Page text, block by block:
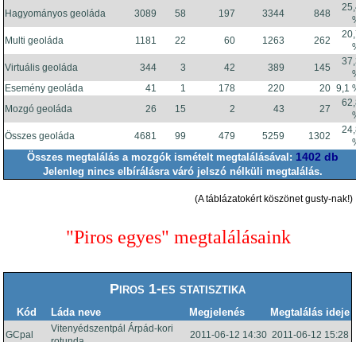
Hagyományos geoláda 3089 58 197 3344 848
Multi geoláda
1181 22 60 1263 262
Virtuális geoláda
344 3 42 389 145
Esemény geoláda
41 1 178 220 20 9,1
Mozgó geoláda
26 15 2 43 27
Összes geoláda
4681 99 479 5259 1302
Összes megtalálás a mozgók ismételt megtalálásával: 1402 db
Jelenleg nincs elbírálásra váró jelszó nélküli megtalálás.
(A táblázatokért köszönet gusty-nak!)
"Piros egyes" megtalálásaink
Piros 1-es statisztika
Kód Láda neve Megjelenés Megtalálás ideje
GCpal
Vitenyédszentpál Árpád-kori
2011-06-12 14:30 2011-06-12 15:28